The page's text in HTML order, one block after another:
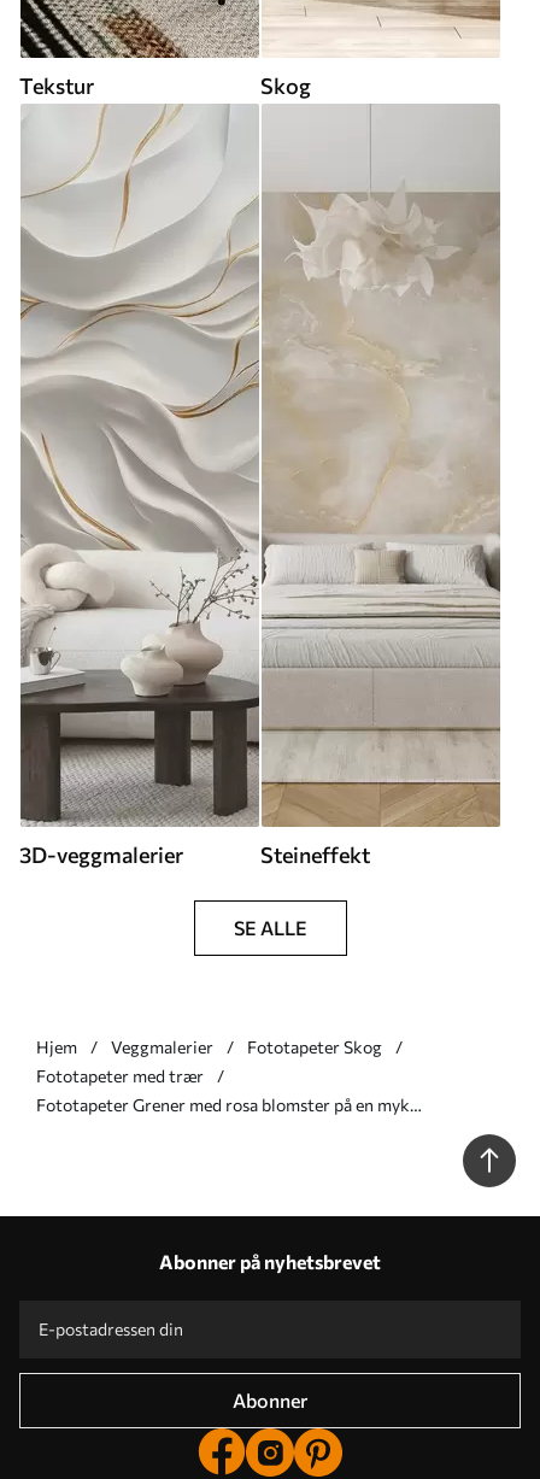
Tekstur Skog
3D-veggmalerier Steineffekt
SE ALLE
Hjem Veggmalerier
Fototapeter Skog
Fototapeter med trær
Fototapeter Grener med rosa blomster på en myk
Abonner på nyhetsbrevet
Abonner